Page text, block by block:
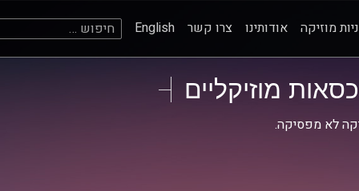
מוזיקה אודותינו צרו קשר English חיפוש:
כסאות מוזיקליים
לא מפסיקה.